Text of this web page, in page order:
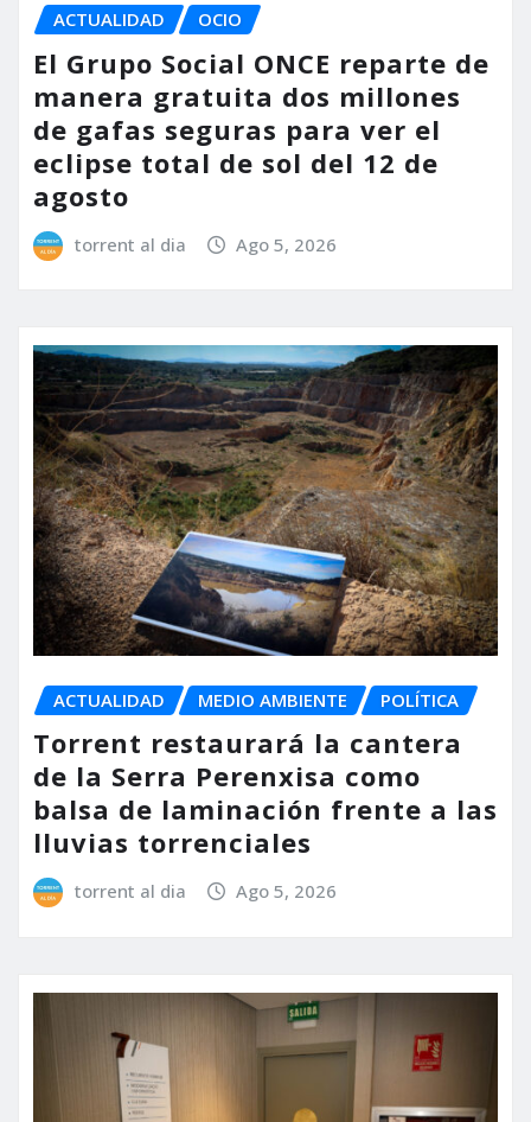
ACTUALIDAD OCIO
El Grupo Social ONCE reparte de
manera gratuita dos millones
de gafas seguras para ver el
eclipse total de sol del 12 de
agosto
torrent al dia Ago 5, 2026
ACTUALIDAD MEDIO AMBIENTE POLÍTICA
Torrent restaurará la cantera
de la Serra Perenxisa como
balsa de laminación frente a las
lluvias torrenciales
torrent al dia Ago 5, 2026